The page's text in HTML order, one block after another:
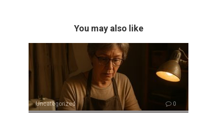
You may also like
Uncategorized 0